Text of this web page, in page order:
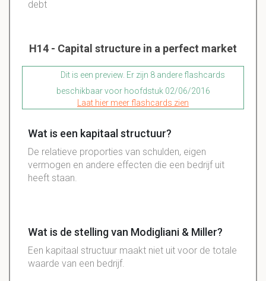
debt
H14 - Capital structure in a perfect market
Dit is een preview. Er zijn 8 andere flashcards
beschikbaar voor hoofdstuk 02/06/2016
Laat hier meer flashcards zien
Wat is een kapitaal structuur?
De relatieve proporties van schulden, eigen
vermogen en andere effecten die een bedrijf uit
heeft staan.
Wat is de stelling van Modigliani & Miller?
Een kapitaal structuur maakt niet uit voor de totale
waarde van een bedrijf.